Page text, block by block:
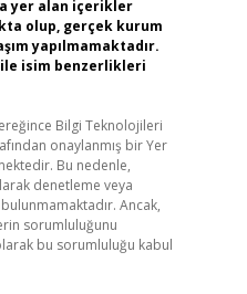
yer alan içerikler
olup, gerçek kurum
yapılmamaktadır.
isim benzerlikleri
Bilgi Teknolojileri
onaylanmış bir Yer
Bu nedenle,
denetleme veya
Ancak,
sorumluluğunu
bu sorumluluğu kabul